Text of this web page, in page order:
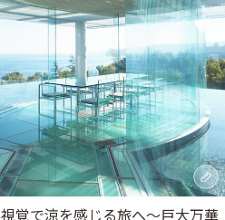
覚で涼を感じる旅へ～巨大万華